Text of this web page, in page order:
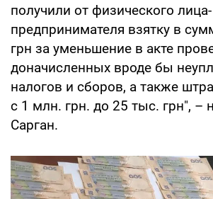
получили от физического лица-
предпринимателя взятку в
грн за уменьшение в акте
доначисленных вроде бы
налогов и сборов, а также
с 1 млн. грн. до 25 тыс. грн", –
Сарган.